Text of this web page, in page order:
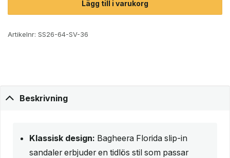
Lägg till i varukorg
Artikelnr: SS26-64-SV-36
Beskrivning
Klassisk design: Bagheera Florida slip-in
sandaler erbjuder en tidlös stil som passar